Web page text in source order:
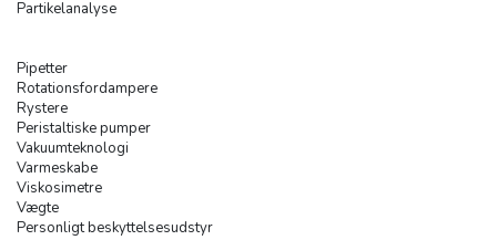
Partikelanalyse
Pipetter
Rotationsfordampere
Rystere
Peristaltiske pumper
Vakuumteknologi
Varmeskabe
Viskosimetre
Vægte
Personligt beskyttelsesudstyr